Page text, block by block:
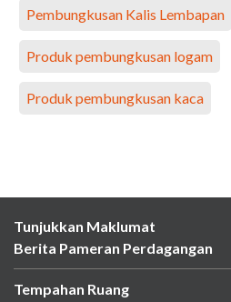
Pembungkusan Kalis Lembapan
Produk pembungkusan logam
Produk pembungkusan kaca
Tunjukkan Maklumat
Berita Pameran Perdagangan
Tempahan Ruang